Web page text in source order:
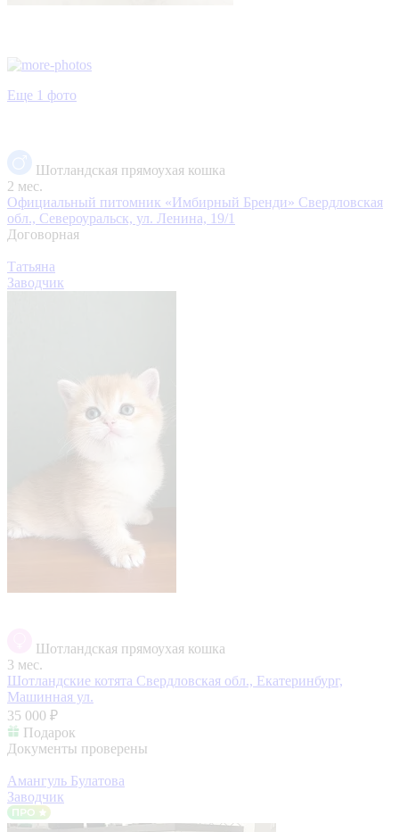
Еще 1 фото
Шотландская прямоухая кошка
2 мес.
Официальный питомник «Имбирный Бренди» Свердловская
обл., Североуральск, ул. Ленина, 19/1
Договорная
Татьяна
Заводчик
Шотландская прямоухая кошка
3 мес.
Шотландские котята Свердловская обл., Екатеринбург,
Машинная ул.
35 000 ₽
Подарок
Документы проверены
Амангуль Булатова
Заводчик